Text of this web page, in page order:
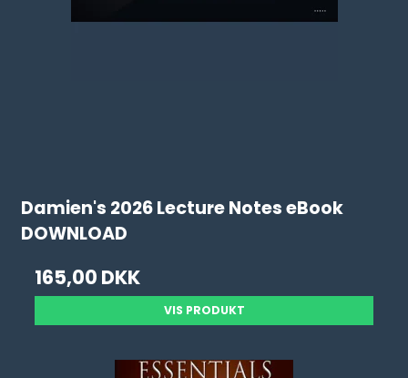
Damien's 2026 Lecture Notes eBook
DOWNLOAD
165,00 DKK
VIS PRODUKT